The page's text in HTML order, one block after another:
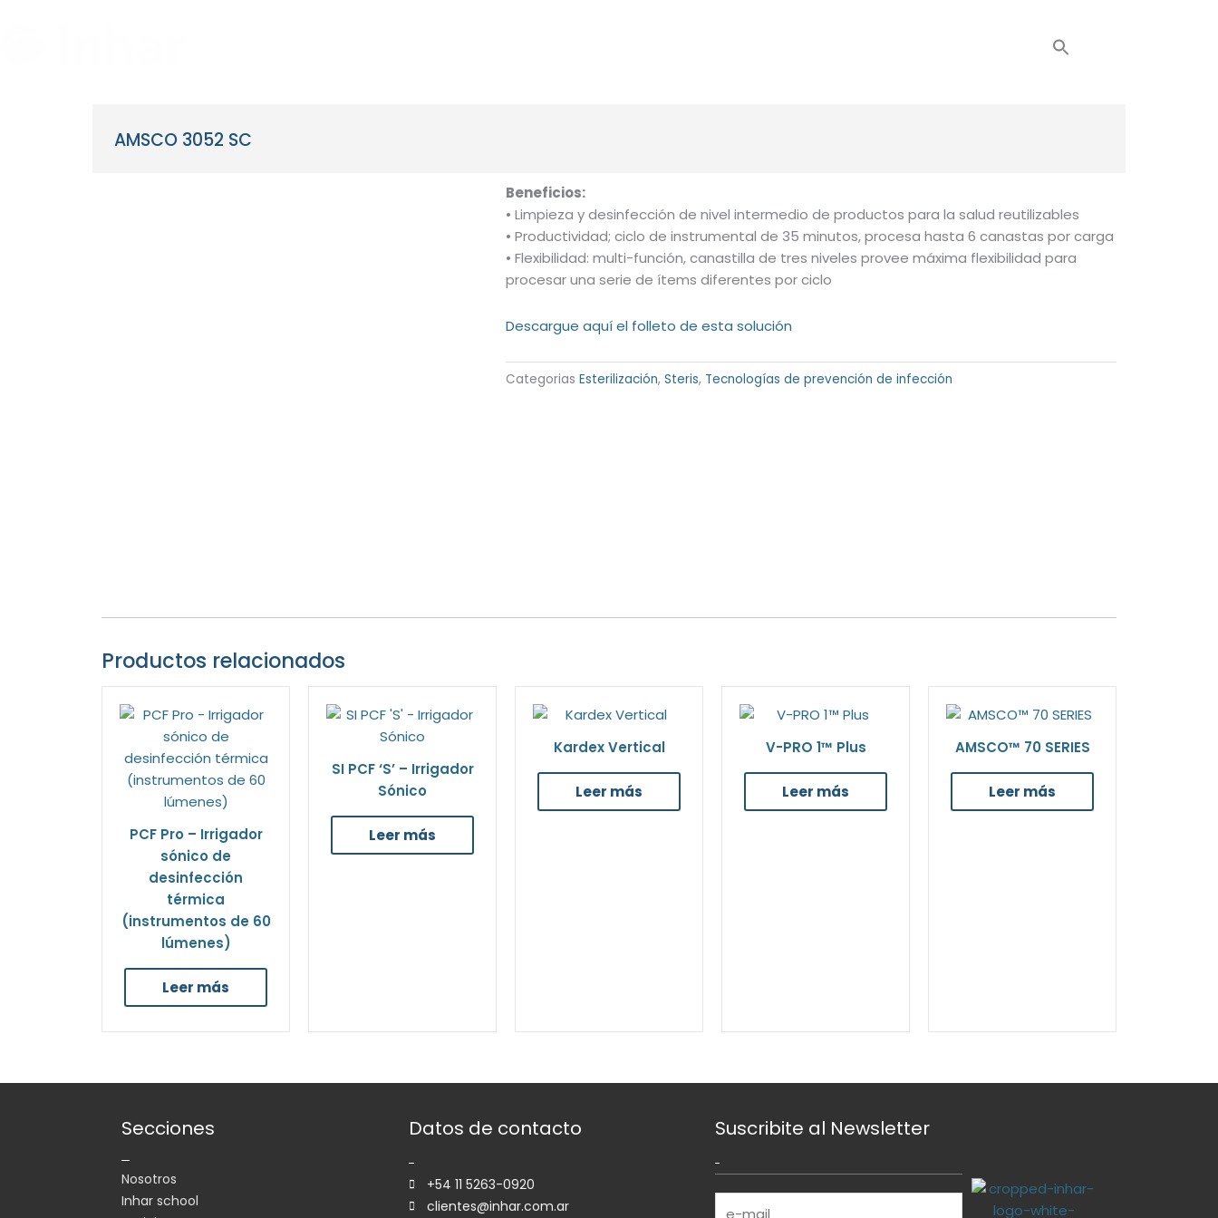
AMSCO 3052 SC
Beneficios:
• Limpieza y desinfección de nivel intermedio de productos para la salud reutilizables
• Productividad; ciclo de instrumental de 35 minutos, procesa hasta 6 canastas por carga
• Flexibilidad: multi-función, canastilla de tres niveles provee máxima flexibilidad para
procesar una serie de ítems diferentes por ciclo
Descargue aquí el folleto de esta solución
Categorias Esterilización, Steris, Tecnologías de prevención de infección
Productos relacionados
PCF Pro – Irrigador
sónico de
desinfección
térmica
(instrumentos de 60
lúmenes)
Leer más
SI PCF ‘S’ – Irrigador
Sónico
Leer más
Kardex Vertical
Leer más
V-PRO 1™ Plus
Leer más
AMSCO™ 70 SERIES
Leer más
Secciones
Nosotros
Inhar school
Datos de contacto
+54 11 5263-0920
clientes@inhar.com.ar
Suscribite al Newsletter